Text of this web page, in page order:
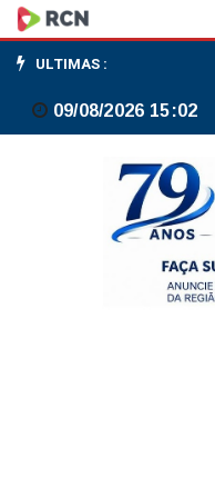
Mobilização
cobra
tratamento
direitos
pacientes
ULTIMAS :
09/08/2026 15:02